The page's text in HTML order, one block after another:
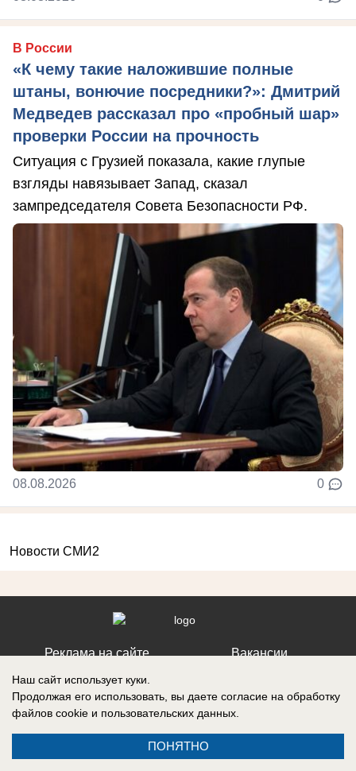
В России
«К чему такие наложившие полные
штаны, вонючие посредники?»: Дмитрий
Медведев рассказал про «пробный шар»
проверки России на прочность
Ситуация с Грузией показала, какие глупые
взгляды навязывает Запад, сказал
зампредседателя Совета Безопасности РФ.
08.08.2026 0
Новости СМИ2
Реклама на сайте
Контакты
Вакансии
Регистрационный номер: Эл № ФС 77-76040, выдано Федеральной
Наш сайт использует куки.
Продолжая его использовать, вы даете согласие на обработку
файлов cookie и пользовательских данных.
ПОНЯТНО